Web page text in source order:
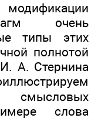
очень
типы этих
полнотой
А. Стернина
смысловых
слова